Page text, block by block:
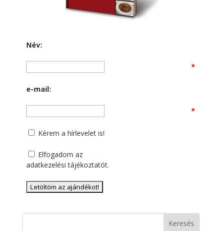
Név:
*
e-mail:
*
Kérem a hírlevelet is!
Elfogadom az
adatkezelési tájékoztatót.